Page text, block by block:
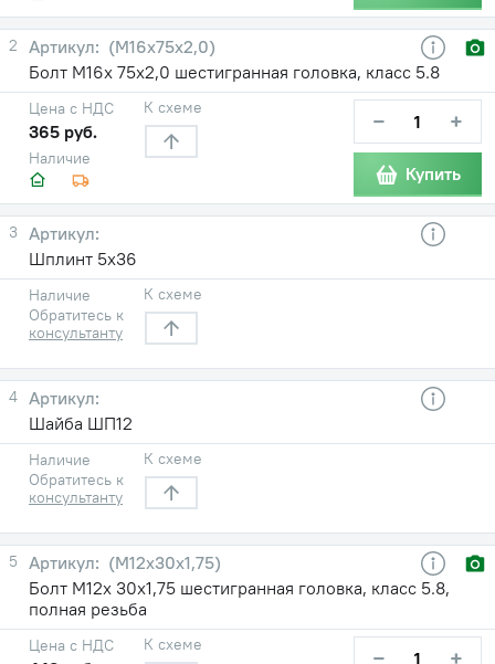
2
(М16х75х2,0)
Болт М16х 75х2,0 шестигранная головка, класс 5.8
Наличие
Цена с НДС
365 руб.
К схеме − +
Купить
3
Шплинт 5х36
Наличие
Обратитесь к
консультанту
К схеме
4
Шайба ШП12
Наличие
Обратитесь к
консультанту
К схеме
5
(М12х30х1,75)
Болт М12х 30х1,75 шестигранная головка, класс 5.8,
полная резьба
Цена с НДС К схеме − +